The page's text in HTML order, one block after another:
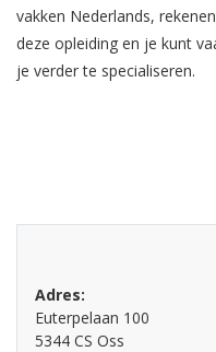
vakken Nederlands,
deze opleiding en je kunt
je verder te specialiseren.
Adres:
Euterpelaan 100
5344 CS Oss